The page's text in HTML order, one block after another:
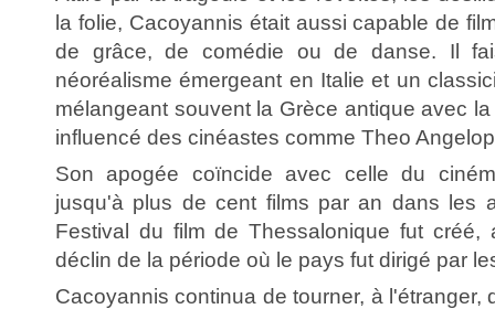
la folie, Cacoyannis était aussi capable de
de grâce, de comédie ou de danse. Il
néoréalisme émergeant en Italie et un
mélangeant souvent la Grèce antique avec
influencé des cinéastes comme Theo
Son apogée coïncide avec celle du
jusqu'à plus de cent films par an dans les
Festival du film de Thessalonique fut créé,
déclin de la période où le pays fut dirigé par
Cacoyannis continua de tourner, à l'étranger,